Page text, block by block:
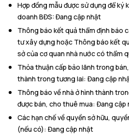
Hợp đồng mẫu được sử dụng để ký
doanh BĐS: Đang cập nhật
Thông báo kết quả thẩm định báo
tư xây dựng hoặc Thông báo kết
sở của cơ quan nhà nước có thẩm
Thỏa thuận cấp bảo lãnh trong
thành trong tương lai: Đang cập
Thông báo về nhà ở hình thành
được bán, cho thuê mua: Đang cập
Các hạn chế về quyền sở hữu,
(nếu có): Đang cập nhật